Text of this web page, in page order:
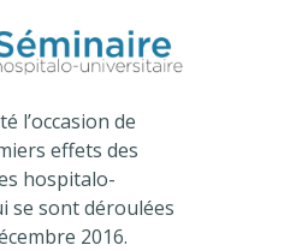
l’occasion de
effets des
hospitalo-
se sont déroulées
2016.